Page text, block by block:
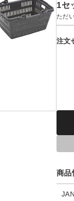
1セ
ただ
注文
商品